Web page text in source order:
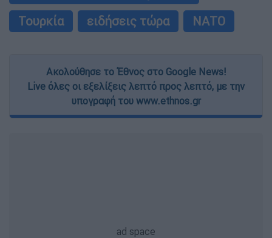
Τουρκία
ειδήσεις τώρα ΝΑΤΟ
Ακολούθησε το Έθνος στο Google News!
Live όλες οι εξελίξεις λεπτό προς λεπτό, με την
υπογραφή του www.ethnos.gr